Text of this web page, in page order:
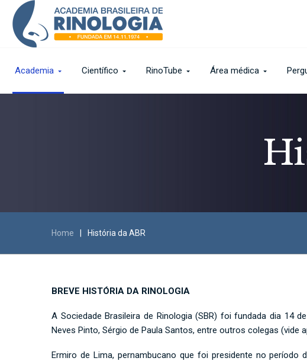
Academia Científico RinoTube Área médica
Home História da ABR
BREVE HISTÓRIA DA RINOLOGIA
A Sociedade Brasileira de Rinologia (SBR) foi fundada dia 14
Neves Pinto, Sérgio de Paula Santos, entre outros colegas (vide
Ermiro de Lima, pernambucano que foi presidente no